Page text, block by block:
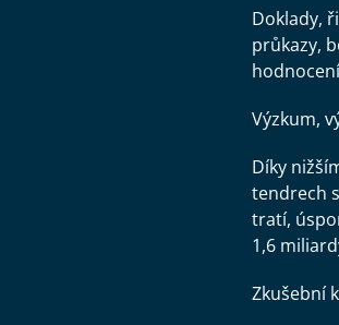
Doklady,
průkazy,
hodnocení
Výzkum,
Díky
tendrech
tratí,
1,6
Zkušební